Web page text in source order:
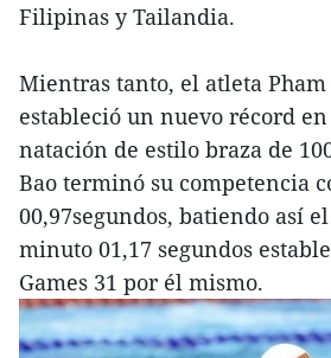
Filipinas y Tailandia.
Mientras tanto, el atleta Pham
estableció un nuevo récord en
natación de estilo braza de
Bao terminó su competencia
00,97segundos, batiendo así
minuto 01,17 segundos
Games 31 por él mismo.